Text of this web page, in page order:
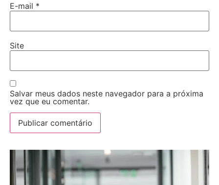
E-mail *
Site
Salvar meus dados neste navegador para a próxima
vez que eu comentar.